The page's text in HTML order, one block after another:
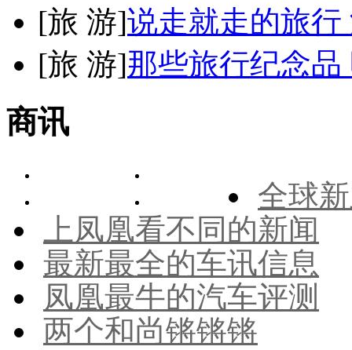
[旅 游]说走就走的旅
[旅 游]那些旅行纪念
商讯
全球
上凤凰看不同的新闻
最新最全的车讯信息
凤凰最牛的汽车评测
两个和尚锵锵锵